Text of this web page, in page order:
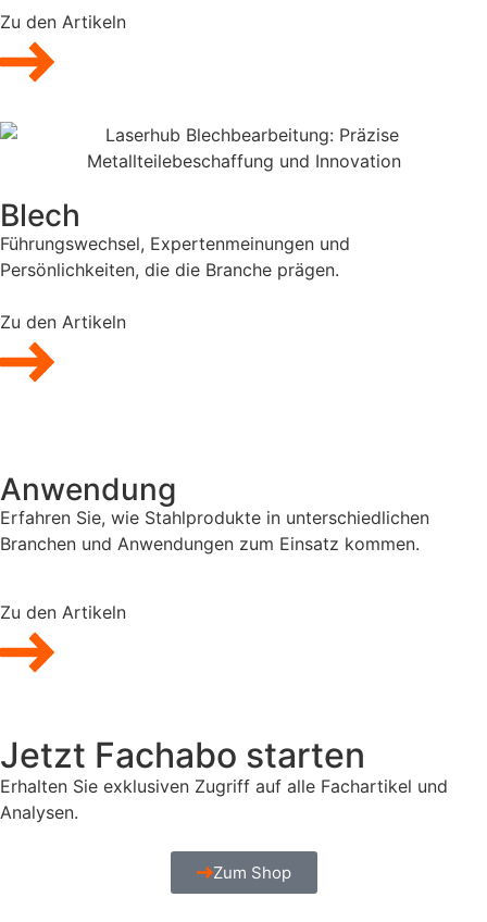
Zu den Artikeln
Blech
Führungswechsel, Expertenmeinungen und
Persönlichkeiten, die die Branche prägen.
Zu den Artikeln
Anwendung
Erfahren Sie, wie Stahlprodukte in unterschiedlichen
Branchen und Anwendungen zum Einsatz kommen.
Zu den Artikeln
Jetzt Fachabo starten
Erhalten Sie exklusiven Zugriff auf alle Fachartikel und
Analysen.
Zum Shop